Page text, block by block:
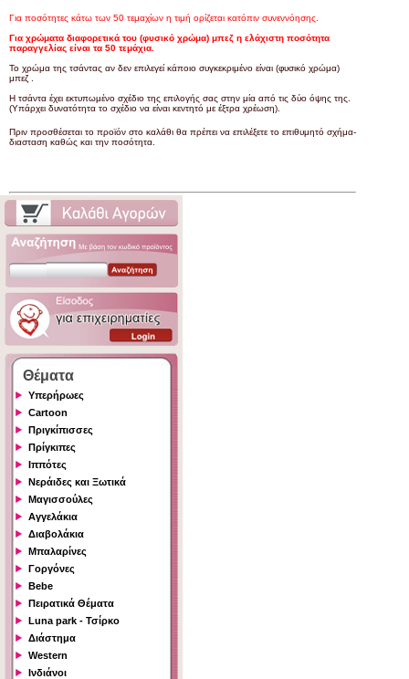
Για ποσότητες κάτω των 50 τεμαχίων η τιμή ορίζεται κατόπιν συνεννόησης.
Για χρώματα διαφορετικά του (φυσικό χρώμα) μπεζ η ελάχιστη ποσότητα
παραγγελίας είναι τα 50 τεμάχια.
Το χρώμα της τσάντας αν δεν επιλεγεί κάποιο συγκεκριμένο είναι (φυσικό χρώμα)
μπεζ .
Η τσάντα έχει εκτυπωμένο σχέδιο της επιλογής σας στην μία από τις δύο όψης της.
(Υπάρχει δυνατότητα το σχέδιο να είναι κεντητό με έξτρα χρέωση).
Πριν προσθέσεται το προϊόν στο καλάθι θα πρέπει να επιλέξετε το επιθυμητό σχήμα-
διασταση καθώς και την ποσότητα.
Θέματα
Υπερήρωες
Cartoon
Πριγκίπισσες
Πρίγκιπες
Ιππότες
Νεράιδες και Ξωτικά
Μαγισσούλες
Αγγελάκια
Διαβολάκια
Μπαλαρίνες
Γοργόνες
Bebe
Πειρατικά Θέματα
Luna park - Τσίρκο
Διάστημα
Western
Ινδιάνοι